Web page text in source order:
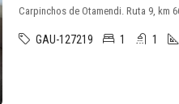
Carpinchos de Otamendi. Ruta 9, km
GAU-127219 1 1